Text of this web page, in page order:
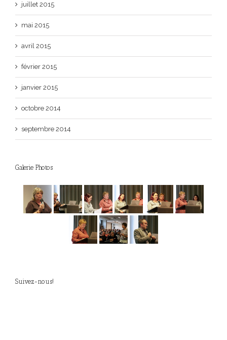
juillet 2015
mai 2015
avril 2015
février 2015
janvier 2015
octobre 2014
septembre 2014
Galerie Photos
Suivez-nous!